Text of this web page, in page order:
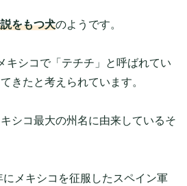
をもつ犬のようです。
キシコで「テチチ」と呼ばれてい
きたと考えられています。
シコ最大の州名に由来しているそ
メキシコを征服したスペイン軍